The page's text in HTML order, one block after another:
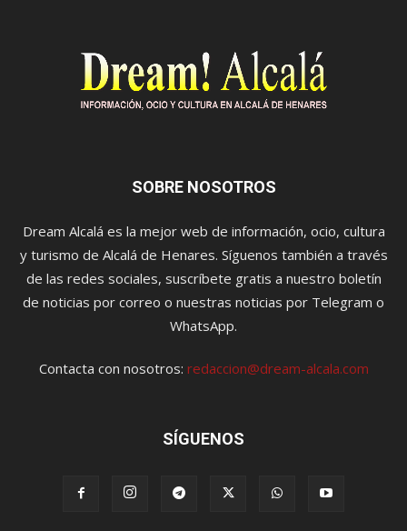
SOBRE NOSOTROS
Dream Alcalá es la mejor web de información, ocio, cultura
y turismo de Alcalá de Henares. Síguenos también a través
de las redes sociales, suscríbete gratis a nuestro boletín
de noticias por correo o nuestras noticias por Telegram o
WhatsApp.
Contacta con nosotros: redaccion@dream-alcala.com
SÍGUENOS